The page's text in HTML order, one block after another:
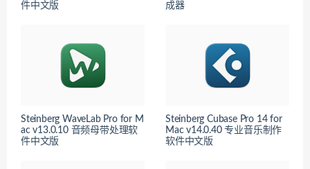
件中文版
成器
Steinberg WaveLab Pro for M
ac v13.0.10 音频母带处理软
件中文版
Steinberg Cubase Pro 14 for
Mac v14.0.40 专业音乐制作
软件中文版